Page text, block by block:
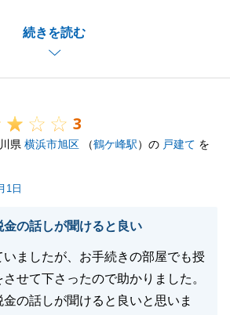
続きを読む
契約後のﾛｰﾝ手続等もご協力いただ
進めいただきましたが、当初予定し
のチェックが、買主様・売主様・
ましたことは大変申し訳ございま
もお生まれになったとのこと、誠
ます。
閉じる
3
県 横浜市旭区 （鶴ケ峰駅）の 戸建て を
1日
金の話しが聞けると良い
ましたが、お手続きの部屋でも授
せて下さったので助かりました。
金の話しが聞けると良いと思いま